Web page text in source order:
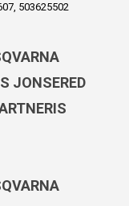
503625502
JONSERED